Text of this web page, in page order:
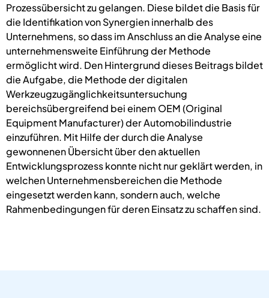
Prozessübersicht zu gelangen. Diese bildet die Basis für
die Identifikation von Synergien innerhalb des
Unternehmens, so dass im Anschluss an die Analyse eine
unternehmensweite Einführung der Methode
ermöglicht wird. Den Hintergrund dieses Beitrags bildet
die Aufgabe, die Methode der digitalen
Werkzeugzugänglichkeitsuntersuchung
bereichsübergreifend bei einem OEM (Original
Equipment Manufacturer) der Automobilindustrie
einzuführen. Mit Hilfe der durch die Analyse
gewonnenen Übersicht über den aktuellen
Entwicklungsprozess konnte nicht nur geklärt werden, in
welchen Unternehmensbereichen die Methode
eingesetzt werden kann, sondern auch, welche
Rahmenbedingungen für deren Einsatz zu schaffen sind.